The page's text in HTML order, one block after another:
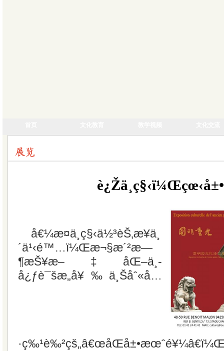
å€¼æ­¤ä¸­ç§‹ä½³èŠ‚æ¥ä¸
´ä¹‹é™…ï¼Œæ¬§æ´²æ—
¶æŠ¥æ–‡åŒ–ä¸­
å¿ƒè¯šæ„å¥‰ä¸Šåˆ«å…